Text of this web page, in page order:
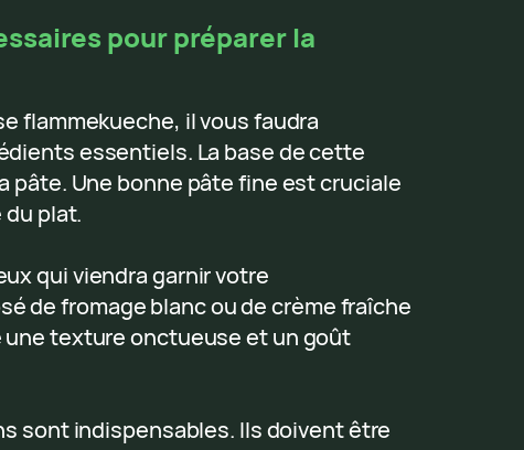
pour préparer la
flammekueche, il vous faudra
essentiels. La base de cette
pâte. Une bonne pâte fine est cruciale
plat.
qui viendra garnir votre
de fromage blanc ou de crème fraîche
une texture onctueuse et un goût
sont indispensables. Ils doivent être